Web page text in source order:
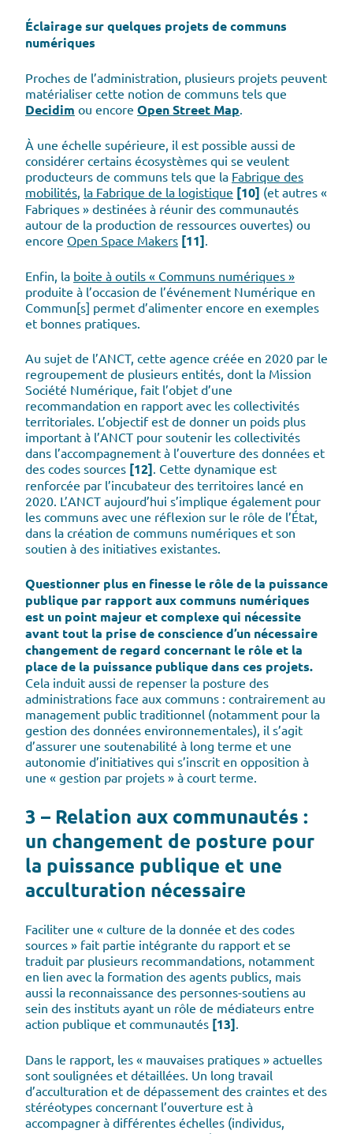
Éclairage sur quelques projets de communs
numériques
Proches de l’administration, plusieurs projets peuvent
matérialiser cette notion de communs tels que
Decidim ou encore Open Street Map.
À une échelle supérieure, il est possible aussi de
considérer certains écosystèmes qui se veulent
producteurs de communs tels que la Fabrique des
mobilités, la Fabrique de la logistique [10] (et autres «
Fabriques » destinées à réunir des communautés
autour de la production de ressources ouvertes) ou
encore Open Space Makers [11].
Enfin, la boite à outils « Communs numériques »
produite à l’occasion de l’événement Numérique en
Commun[s] permet d’alimenter encore en exemples
et bonnes pratiques.
Au sujet de l’ANCT, cette agence créée en 2020 par le
regroupement de plusieurs entités, dont la Mission
Société Numérique, fait l’objet d’une
recommandation en rapport avec les collectivités
territoriales. L’objectif est de donner un poids plus
important à l’ANCT pour soutenir les collectivités
dans l’accompagnement à l’ouverture des données et
des codes sources [12]. Cette dynamique est
renforcée par l’incubateur des territoires lancé en
2020. L’ANCT aujourd’hui s’implique également pour
les communs avec une réflexion sur le rôle de l’État,
dans la création de communs numériques et son
soutien à des initiatives existantes.
Questionner plus en finesse le rôle de la puissance
publique par rapport aux communs numériques
est un point majeur et complexe qui nécessite
avant tout la prise de conscience d’un nécessaire
changement de regard concernant le rôle et la
place de la puissance publique dans ces projets.
Cela induit aussi de repenser la posture des
administrations face aux communs : contrairement au
management public traditionnel (notamment pour la
gestion des données environnementales), il s’agit
d’assurer une soutenabilité à long terme et une
autonomie d’initiatives qui s’inscrit en opposition à
une « gestion par projets » à court terme.
3 – Relation aux communautés :
un changement de posture pour
la puissance publique et une
acculturation nécessaire
Faciliter une « culture de la donnée et des codes
sources » fait partie intégrante du rapport et se
traduit par plusieurs recommandations, notamment
en lien avec la formation des agents publics, mais
aussi la reconnaissance des personnes-soutiens au
sein des instituts ayant un rôle de médiateurs entre
action publique et communautés [13].
Dans le rapport, les « mauvaises pratiques » actuelles
sont soulignées et détaillées. Un long travail
d’acculturation et de dépassement des craintes et des
stéréotypes concernant l’ouverture est à
accompagner à différentes échelles (individus,